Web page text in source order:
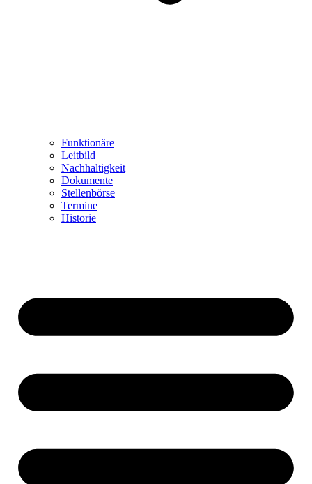
Funktionäre
Leitbild
Nachhaltigkeit
Dokumente
Stellenbörse
Termine
Historie